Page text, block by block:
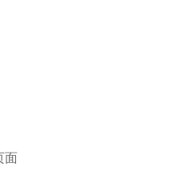
面